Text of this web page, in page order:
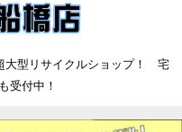
大型リサイクルショップ！ 宅
受付中！